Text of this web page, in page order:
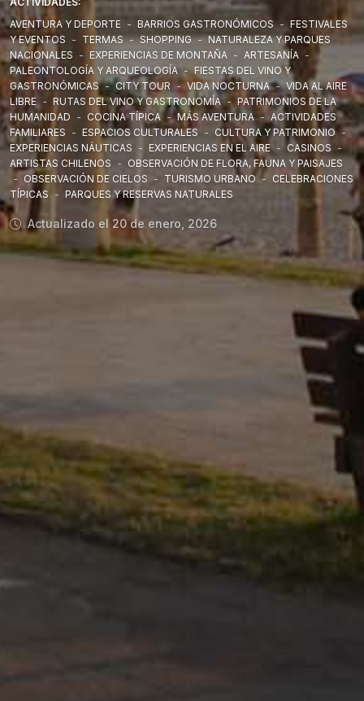
AVENTURA Y DEPORTE - BARRIOS GASTRONÓMICOS - FESTIVALES
Y EVENTOS - TERMAS - SHOPPING - NATURALEZA Y PARQUES
NACIONALES - EXPERIENCIAS DE MONTAÑA - ARTESANÍA -
PALEONTOLOGÍA Y ARQUEOLOGÍA - FIESTAS DEL VINO Y
GASTRONÓMICAS - CITY TOUR - VIDA NOCTURNA - VIDA AL AIRE
LIBRE - RUTAS DEL VINO Y GASTRONOMÍA - PATRIMONIOS DE LA
HUMANIDAD - COCINA TÍPICA - MÁS AVENTURA - ACTIVIDADES
FAMILIARES - ESPACIOS CULTURALES - CULTURA Y PATRIMONIO -
EXPERIENCIAS NÁUTICAS - EXPERIENCIAS EN EL AIRE - CASINOS -
ARTISTAS CHILENOS - OBSERVACIÓN DE FLORA, FAUNA Y PAISAJES
- OBSERVACIÓN DE CIELOS - TURISMO URBANO - CELEBRACIONES
TÍPICAS - PARQUES Y RESERVAS NATURALES
Actualizado el 20 de enero, 2026